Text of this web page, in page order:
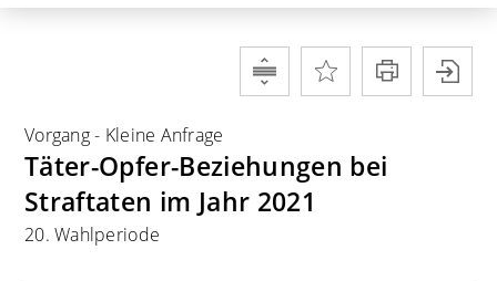
Vorgang- Kleine Anfrage
Täter-Opfer-Beziehungen bei
Straftaten im Jahr 2021
20. Wahlperiode